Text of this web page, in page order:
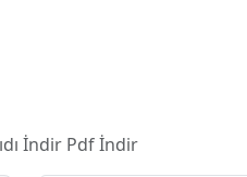
İndir Pdf İndir